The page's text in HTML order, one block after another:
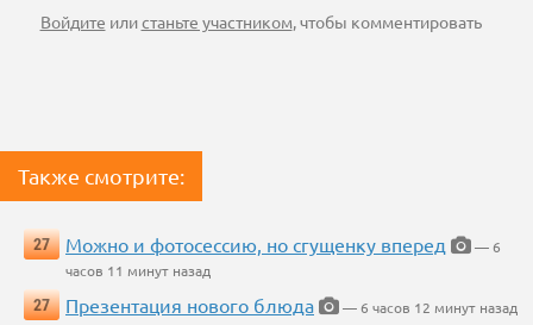
Войдите илистаньте участником, чтобы комментировать
Также смотрите:
27 Можно и фотосессию, но сгущенку вперед
— 6
часов 11 минут назад
27
Презентация нового блюда
— 6 часов 12 минут назад